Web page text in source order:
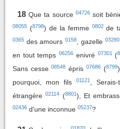
18 Que ta source 04726soit
08055 (8798) de la femme 0802de
0365 des amours0158 , gazelle 03280
en tout temps06256 enivré 07301(
Sans cesse08548 épris 07686(8799
pourquoi, mon fils
01121,
étrangère02114 (8801), Et
02436 d'une inconnue 05237?